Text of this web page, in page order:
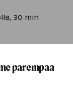
30 min
lisää
parempaa